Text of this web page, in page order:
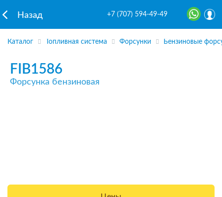
Назад +7 (707) 594-49-49
Каталог Топливная система Форсунки Бензиновые
FIB1586
Форсунка бензиновая